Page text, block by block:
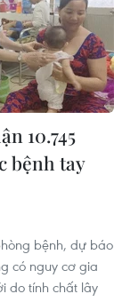
10.745
bệnh tay
bệnh, dự báo
có nguy cơ gia
do tính chất lây